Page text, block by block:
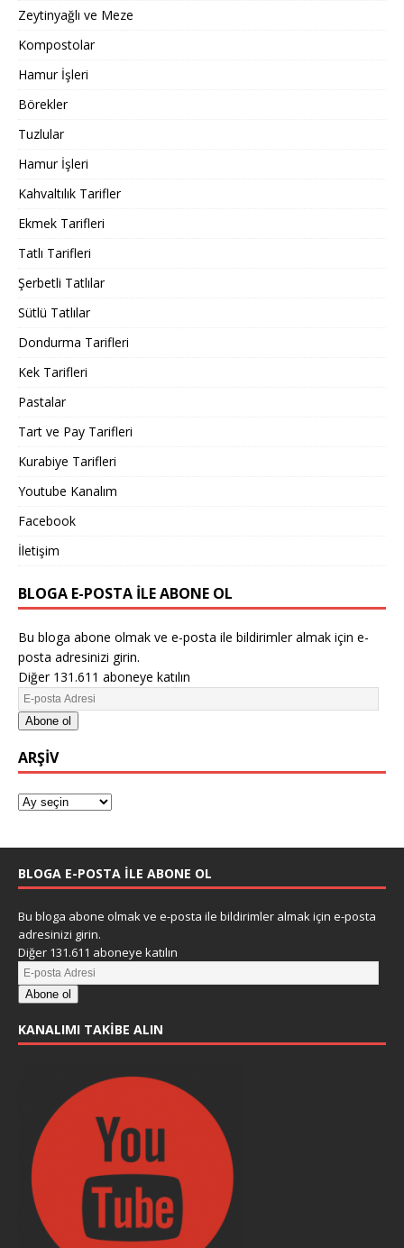
Zeytinyağlı ve Meze
Kompostolar
Hamur İşleri
Börekler
Tuzlular
Hamur İşleri
Kahvaltılık Tarifler
Ekmek Tarifleri
Tatlı Tarifleri
Şerbetli Tatlılar
Sütlü Tatlılar
Dondurma Tarifleri
Kek Tarifleri
Pastalar
Tart ve Pay Tarifleri
Kurabiye Tarifleri
Youtube Kanalım
Facebook
İletişim
BLOGA E-POSTA ILE ABONE OL
Bu bloga abone olmak ve e-posta ile bildirimler almak için e-
posta adresinizi girin.
Diğer 131.611 aboneye katılın
Abone ol
ARŞIV
BLOGA E-POSTA ILE ABONE OL
Bu bloga abone olmak ve e-posta ile bildirimler almak için e-posta
adresinizi girin.
Diğer 131.611 aboneye katılın
Abone ol
KANALIMI TAKIBE ALIN